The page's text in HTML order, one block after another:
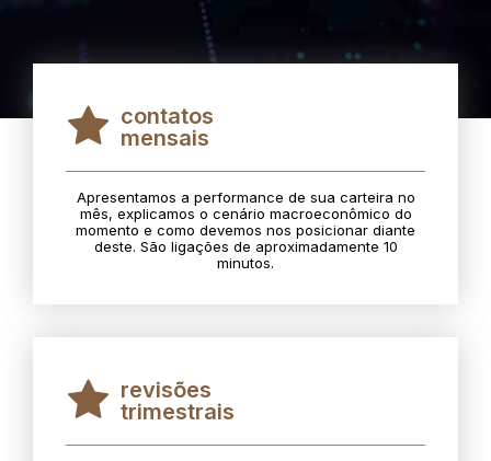
contatos
mensais
Apresentamos a performance de sua carteira no
mês, explicamos o cenário macroeconômico do
momento e como devemos nos posicionar diante
deste. São ligações de aproximadamente 10
minutos.
revisões
trimestrais